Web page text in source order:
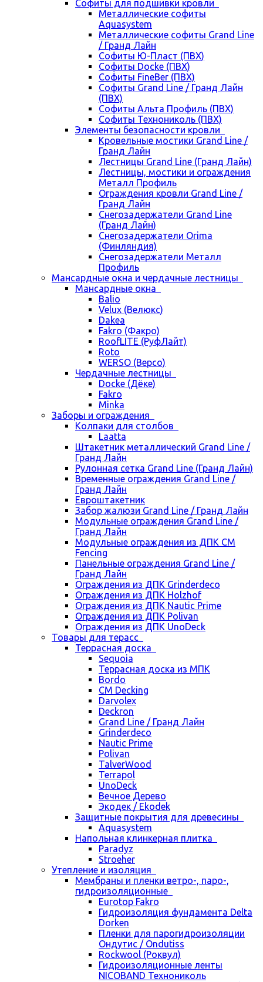
Cофиты для подшивки кровли
Металлические софиты
Aquasystem
Металлические софиты Grand Line
/ Гранд Лайн
Софиты Ю-Пласт (ПВХ)
Софиты Docke (ПВХ)
Софиты FineBer (ПВХ)
Софиты Grand Line / Гранд Лайн
(ПВХ)
Софиты Альта Профиль (ПВХ)
Софиты Технониколь (ПВХ)
Элементы безопасности кровли
Кровельные мостики Grand Line /
Гранд Лайн
Лестницы Grand Line (Гранд Лайн)
Лестницы, мостики и ограждения
Металл Профиль
Ограждения кровли Grand Line /
Гранд Лайн
Снегозадержатели Grand Line
(Гранд Лайн)
Снегозадержатели Orima
(Финляндия)
Снегозадержатели Металл
Профиль
Мансардные окна и чердачные лестницы
Мансардные окна
Balio
Velux (Велюкс)
Dakea
Fakro (Факро)
RoofLITE (РуфЛайт)
Roto
WERSO (Версо)
Чердачные лестницы
Docke (Дёке)
Fakro
Minka
Заборы и ограждения
Колпаки для столбов
Laatta
Штакетник металлический Grand Line /
Гранд Лайн
Рулонная сетка Grand Line (Гранд Лайн)
Временные ограждения Grand Line /
Гранд Лайн
Евроштакетник
Забор жалюзи Grand Line / Гранд Лайн
Модульные ограждения Grand Line /
Гранд Лайн
Модульные ограждения из ДПК CM
Fencing
Панельные ограждения Grand Line /
Гранд Лайн
Ограждения из ДПК Grinderdeco
Ограждения из ДПК Holzhof
Ограждения из ДПК Nautic Prime
Ограждения из ДПК Polivan
Ограждения из ДПК UnoDeck
Товары для терасс
Террасная доска
Sequoia
Террасная доска из МПК
Bordo
CM Decking
Darvolex
Deckron
Grand Line / Гранд Лайн
Grinderdeco
Nautic Prime
Polivan
TalverWood
Terrapol
UnoDeck
Вечное Дерево
Экодек / Ekodek
Защитные покрытия для древесины
Aquasystem
Напольная клинкерная плитка
Paradyz
Stroeher
Утепление и изоляция
Мембраны и пленки ветро-, паро-,
гидроизоляционные
Eurotop Fakro
Гидроизоляция фундамента Delta
Dorken
Пленки для парогидроизоляции
Ондутис / Ondutiss
Rockwool (Роквул)
Гидроизоляционные ленты
NICOBAND Технониколь